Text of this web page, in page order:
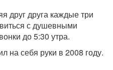
друг друга каждые три
с душевными
до 5:30 утра.
на себя руки в 2008 году.